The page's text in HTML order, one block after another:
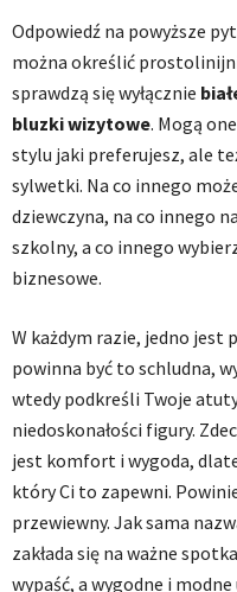
Odpowiedź na powyższe
można określić
sprawdzą się wyłącznie
bluzki wizytowe. Mogą
stylu jaki preferujesz, ale
sylwetki. Na co innego
dziewczyna, na co innego
szkolny, a co innego
biznesowe.
W każdym razie, jedno jest
powinna być to schludna,
wtedy podkreśli Twoje
niedoskonałości figury.
jest komfort i wygoda,
który Ci to zapewni.
przewiewny. Jak sama
zakłada się na ważne
wypaść, a wygodne i